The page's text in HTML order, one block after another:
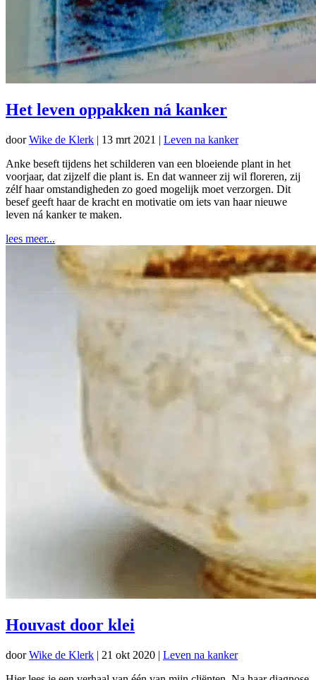
Het leven oppakken ná kanker
doorWike de Klerk | 13 mrt 2021 | Leven na kanker
Anke beseft tijdens het schilderen van een bloeiende plant in het
voorjaar, dat zijzelf die plant is. En dat wanneer zij wil floreren, zij
zélf haar omstandigheden zo goed mogelijk moet verzorgen. Dit
besef geeft haar de kracht en motivatie om iets van haar nieuwe
leven ná kanker te maken.
lees meer...
Houvast door klei
doorWike de Klerk | 21 okt 2020 | Leven na kanker